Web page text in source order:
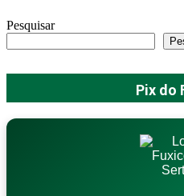
Pesquisar
Pix do